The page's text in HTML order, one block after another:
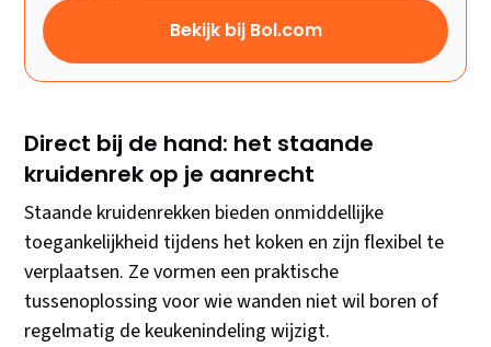
Bekijk bij Bol.com
Direct bij de hand: het staande
kruidenrek op je aanrecht
Staande kruidenrekken bieden onmiddellijke
toegankelijkheid tijdens het koken en zijn flexibel te
verplaatsen. Ze vormen een praktische
tussenoplossing voor wie wanden niet wil boren of
regelmatig de keukenindeling wijzigt.